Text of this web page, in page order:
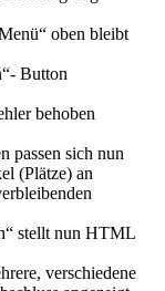
oben bleibt
Button
behoben
passen sich nun
(Plätze) an
stellt nun HTML
verschiedene